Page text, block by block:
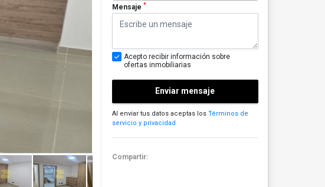
Mensaje *
Acepto recibir información sobre
ofertas inmobiliarias
Enviar mensaje
Al enviar tus datos aceptas los Términos de
servicio y privacidad
Compartir: